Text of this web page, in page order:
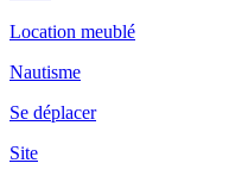
Location meublé
Nautisme
Se déplacer
Site